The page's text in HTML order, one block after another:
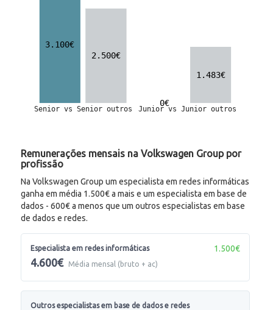
Remunerações mensais na Volkswagen Group por
profissão
Na Volkswagen Group um especialista em redes informáticas
ganha em média 1.500€ a mais e um especialista em base de
dados - 600€ a menos que um outros especialistas em base
de dados e redes.
Especialista em redes informáticas
4.600€ Média mensal (bruto + ac)
1.500€
Outros especialistas em base de dados e redes